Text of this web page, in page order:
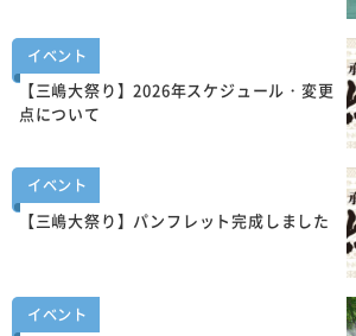
イベント
【三嶋大祭り】2026年スケジュール・変更
点について
イベント
【三嶋大祭り】パンフレット完成しました
イベント